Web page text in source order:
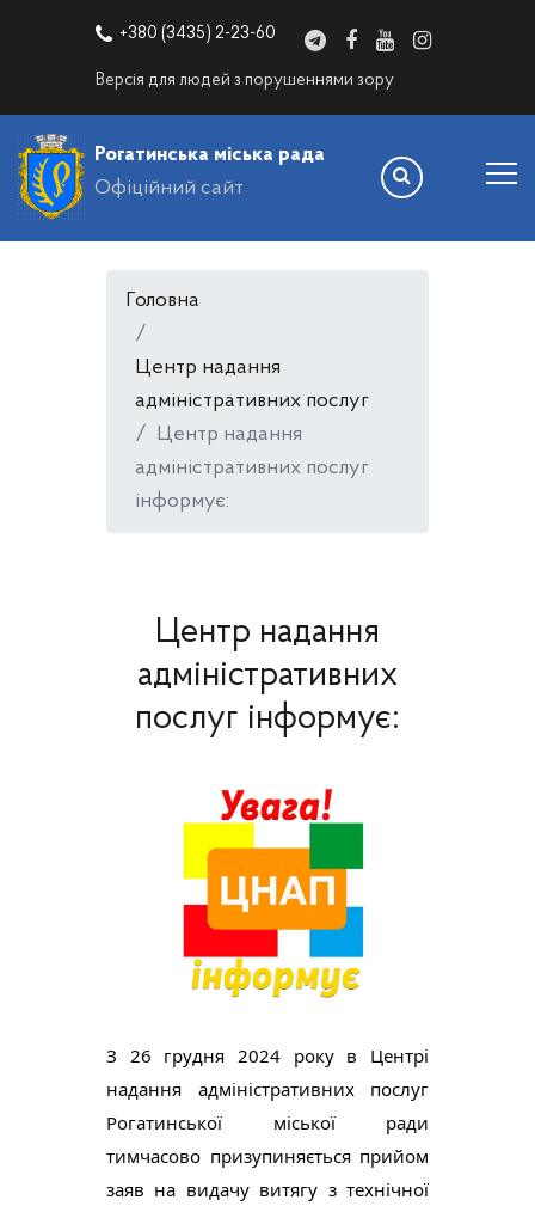
+380 (3435) 2-23-60
Версія для людей з порушеннями зору
Рогатинська міська рада
Офіційний сайт
Головна
Центр надання
адміністративних послуг
Центр надання
адміністративних послуг
інформує:
Центр надання
адміністративних
послуг інформує:
З 26 грудня 2024 року в Центрі
надання адміністративних послуг
Рогатинської міської ради
тимчасово призупиняється прийом
заяв на видачу витягу з технічної